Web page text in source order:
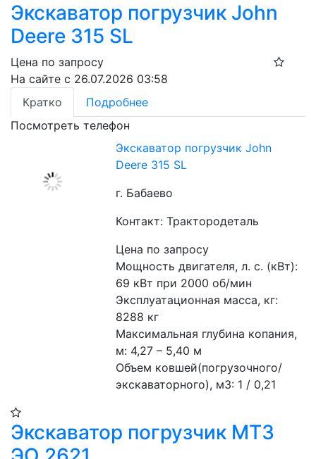
Экскаватор погрузчик John
Deere 315 SL
Цена по запросу
На сайте с 26.07.2026 03:58
Кратко
Подробнее
Посмотреть телефон
Экскаватор погрузчик John
Deere 315 SL
г. Бабаево
Контакт: Трактородеталь
Цена по запросу
Мощность двигателя, л. с. (кВт):
69 кВт при 2000 об/мин
Эксплуатационная масса, кг:
8288 кг
Максимальная глубина копания,
м: 4,27 – 5,40 м
Объем ковшей(погрузочного/
экскаваторного), м3: 1 / 0,21
Экскаватор погрузчик МТЗ